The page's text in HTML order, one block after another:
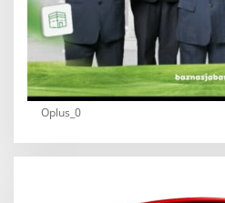
Oplus_0